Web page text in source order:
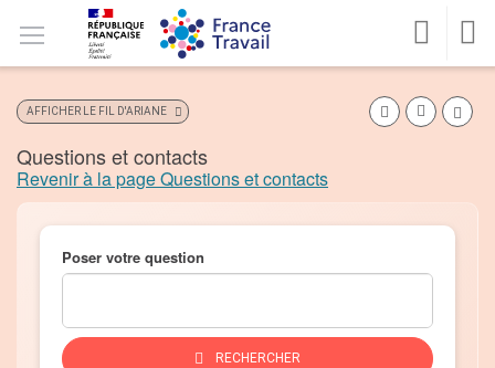
menu
contenu
principal
pied
de
Version
malvoyants
contrastée
MENU
AFFICHER LE FIL D'ARIANE Imprimer
Questions et contacts
Revenir à la page Questions et contacts
Poser votre question
RECHERCHER